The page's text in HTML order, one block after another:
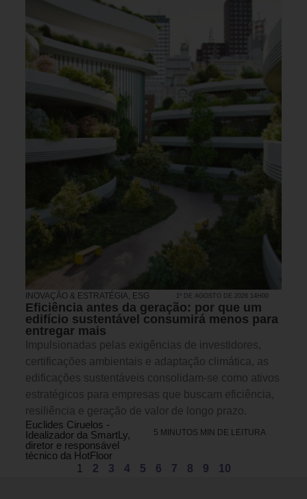
INOVAÇÃO & ESTRATÉGIA ESG 1º DE AGOSTO DE 2026 14H00
Eficiência antes da geração: por que um
edifício sustentável consumirá menos para
entregar mais
Impulsionadas pelas exigências de investidores,
certificações ambientais e adaptação climática, as
edificações sustentáveis consolidam-se como ativos
estratégicos para empresas que buscam eficiência,
resiliência e geração de valor de longo prazo.
Euclides Ciruelos -
Idealizador da SmartLy,
diretor e responsável
técnico da HotFloor
5 MINUTOS MIN DE LEITURA
1 2 3 4 5 6 7 8 9 10